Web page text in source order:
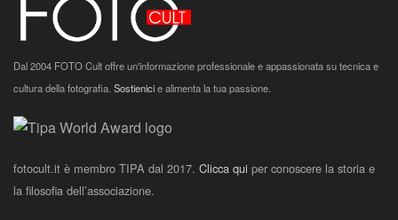
Dal 2004 FOTO Cult offre un'informazione professionale e appassionata su tecnica e
cultura della fotografia. Sostienicie alimenta la tua passione.
fotocult.it è membro TIPA dal 2017. Clicca qui per conoscere la storia e
la filosofia dell’associazione.